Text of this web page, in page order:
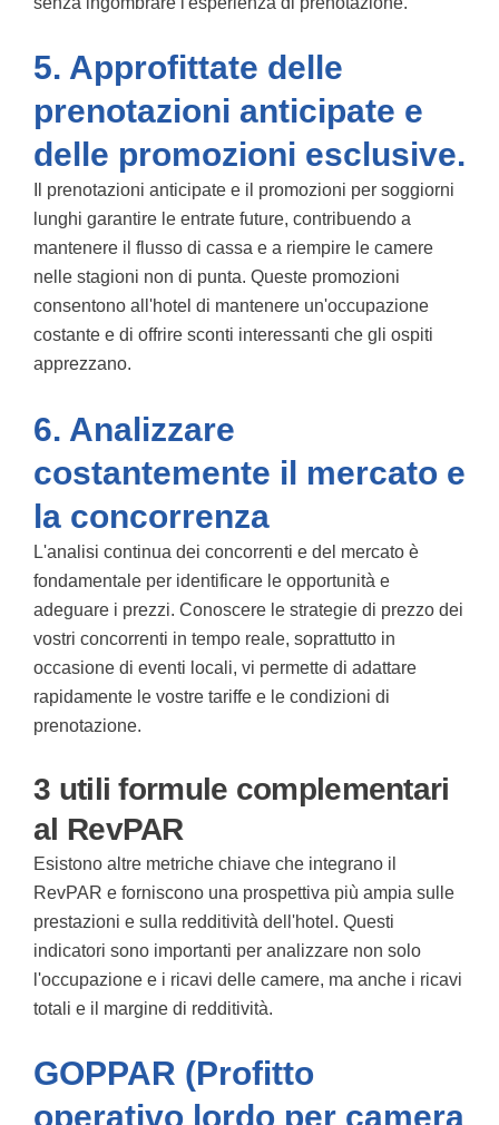
5. Approfittate delle
prenotazioni anticipate e
delle promozioni esclusive.
prenotazioni anticipate e il promozioni per soggiorni
lunghi garantire le entrate future, contribuendo a
mantenere il flusso di cassa e a riempire le camere
nelle stagioni non di punta. Queste promozioni
consentono all'hotel di mantenere un'occupazione
costante e di offrire sconti interessanti che gli ospiti
apprezzano.
6. Analizzare
costantemente il mercato e
la concorrenza
L'analisi continua dei concorrenti e del mercato è
fondamentale per identificare le opportunità e
adeguare i prezzi. Conoscere le strategie di prezzo dei
vostri concorrenti in tempo reale, soprattutto in
occasione di eventi locali, vi permette di adattare
rapidamente le vostre tariffe e le condizioni di
prenotazione.
3 utili formule complementari
al RevPAR
Esistono altre metriche chiave che integrano il
RevPAR e forniscono una prospettiva più ampia sulle
prestazioni e sulla redditività dell'hotel. Questi
indicatori sono importanti per analizzare non solo
l'occupazione e i ricavi delle camere, ma anche i ricavi
totali e il margine di redditività.
GOPPAR (Profitto
operativo lordo per camera